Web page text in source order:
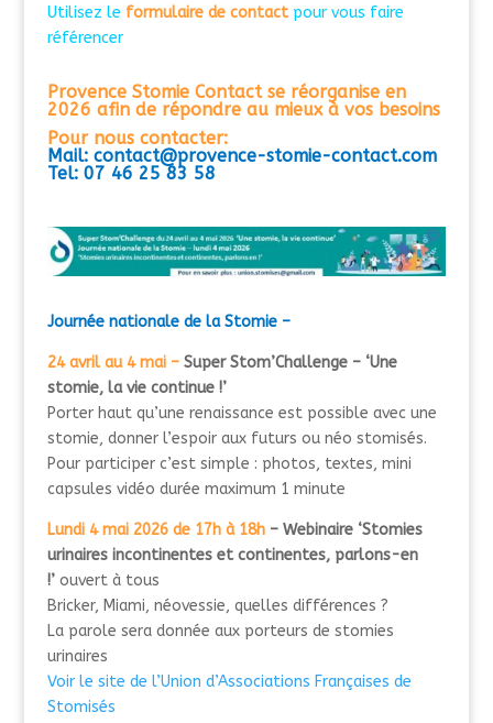
Utilisez le formulaire de contactpour vous faire
référencer
Provence Stomie Contact se réorganise en
2026 afin de répondre au mieux à vos besoins
Pour nous contacter:
Mail: contact@provence-stomie-contact.com
Tel: 07 46 25 83 58
Journée nationale de la Stomie –
24 avril au 4 mai – Super Stom’Challenge – ‘Une
stomie, la vie continue !’
Porter haut qu’une renaissance est possible avec une
stomie, donner l’espoir aux futurs ou néo stomisés.
Pour participer c’est simple : photos, textes, mini
capsules vidéo durée maximum 1 minute
Lundi 4 mai 2026 de 17h à 18h– Webinaire ‘Stomies
urinaires incontinentes et continentes, parlons-en
!’ ouvert à tous
Bricker, Miami, néovessie, quelles différences ?
La parole sera donnée aux porteurs de stomies
urinaires
Voir le site de l’Union d’Associations Françaises de
Stomisés